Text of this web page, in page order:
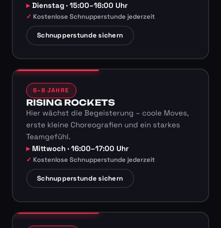
Dienstag · 15:00–16:00 Uhr
Kostenlose Schnupperstunde jederzeit
Schnupperstunde sichern
6–8 JAHRE
RISING ROCKETS
Hier wächst die Begeisterung – coole Moves,
erste kleine Choreografien und ein starkes
Teamgefühl.
Mittwoch · 16:00–17:00 Uhr
Kostenlose Schnupperstunde jederzeit
Schnupperstunde sichern